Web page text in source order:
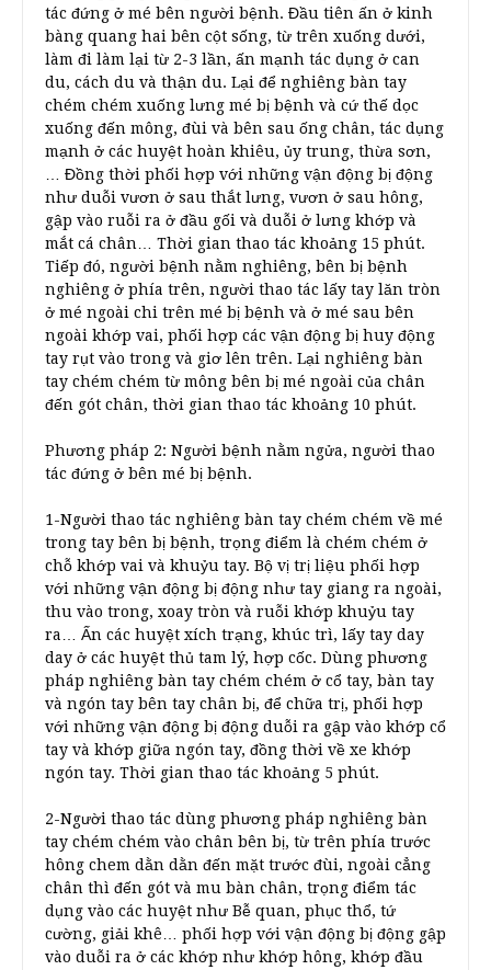
tác đứng ở mé bên người bệnh. Đầu tiên ấn ở kinh
bàng quang hai bên cột sống, từ trên xuống dưới,
làm đi làm lại từ 2-3 lần, ấn mạnh tác dụng ở can
du, cách du và thận du. Lại để nghiêng bàn tay
chém chém xuống lưng mé bị bệnh và cứ thế dọc
xuống đến mông, đùi và bên sau ống chân, tác dụng
mạnh ở các huyệt hoàn khiêu, ủy trung, thừa sơn,
… Đồng thời phối hợp với những vận động bị động
như duỗi vươn ở sau thắt lưng, vươn ở sau hông,
gập vào ruỗi ra ở đầu gối và duỗi ở lưng khớp và
mắt cá chân… Thời gian thao tác khoảng 15 phút.
Tiếp đó, người bệnh nằm nghiêng, bên bị bệnh
nghiêng ở phía trên, người thao tác lấy tay lăn tròn
ở mé ngoài chi trên mé bị bệnh và ở mé sau bên
ngoài khớp vai, phối hợp các vận động bị huy động
tay rụt vào trong và giơ lên trên. Lại nghiêng bàn
tay chém chém từ mông bên bị mé ngoài của chân
đến gót chân, thời gian thao tác khoảng 10 phút.
Phương pháp 2: Người bệnh nằm ngửa, người thao
tác đứng ở bên mé bị bệnh.
1-Người thao tác nghiêng bàn tay chém chém về mé
trong tay bên bị bệnh, trọng điểm là chém chém ở
chỗ khớp vai và khuỷu tay. Bộ vị trị liệu phối hợp
với những vận động bị động như tay giang ra ngoài,
thu vào trong, xoay tròn và ruỗi khớp khuỷu tay
ra… Ấn các huyệt xích trạng, khúc trì, lấy tay day
day ở các huyệt thủ tam lý, hợp cốc. Dùng phương
pháp nghiêng bàn tay chém chém ở cổ tay, bàn tay
và ngón tay bên tay chân bị, để chữa trị, phối hợp
với những vận động bị động duỗi ra gập vào khớp cổ
tay và khớp giữa ngón tay, đồng thời về xe khớp
ngón tay. Thời gian thao tác khoảng 5 phút.
2-Người thao tác dùng phương pháp nghiêng bàn
tay chém chém vào chân bên bị, từ trên phía trước
hông chem dằn dằn đến mặt trước đùi, ngoài cẳng
chân thì đến gót và mu bàn chân, trọng điểm tác
dụng vào các huyệt như Bễ quan, phục thổ, tứ
cường, giải khê… phối hợp với vận động bị động gập
vào duỗi ra ở các khớp như khớp hông, khớp đầu